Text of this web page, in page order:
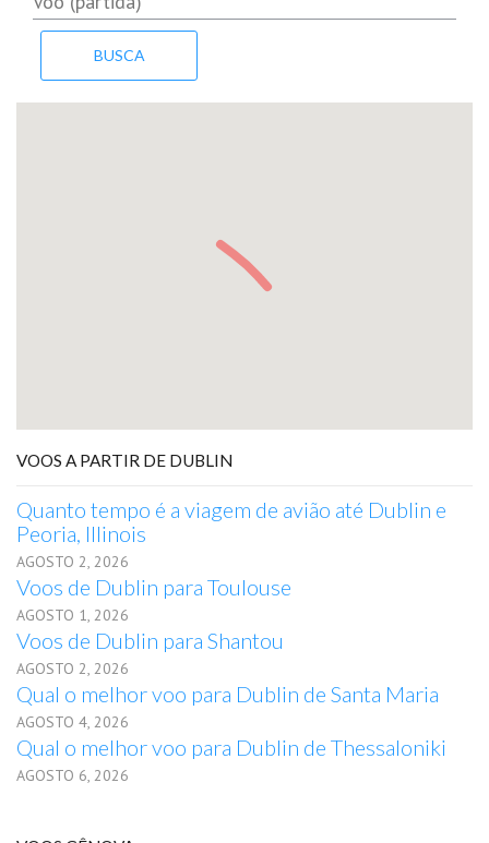
VOOS A PARTIR DE DUBLIN
Quanto tempo é a viagem de avião até Dublin e
Peoria, Illinois
AGOSTO 2, 2026
Voos de Dublin para Toulouse
AGOSTO 1, 2026
Voos de Dublin para Shantou
AGOSTO 2, 2026
Qual o melhor voo para Dublin de Santa Maria
AGOSTO 4, 2026
Qual o melhor voo para Dublin de Thessaloniki
AGOSTO 6, 2026